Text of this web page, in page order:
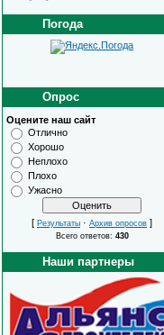
Погода
Опрос
Оцените наш сайт
Отлично
Хорошо
Неплохо
Плохо
Ужасно
[ Результаты · Архив опросов ]
Всего ответов: 430
Наши партнеры